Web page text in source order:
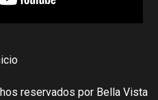
reservados por Bella Vista